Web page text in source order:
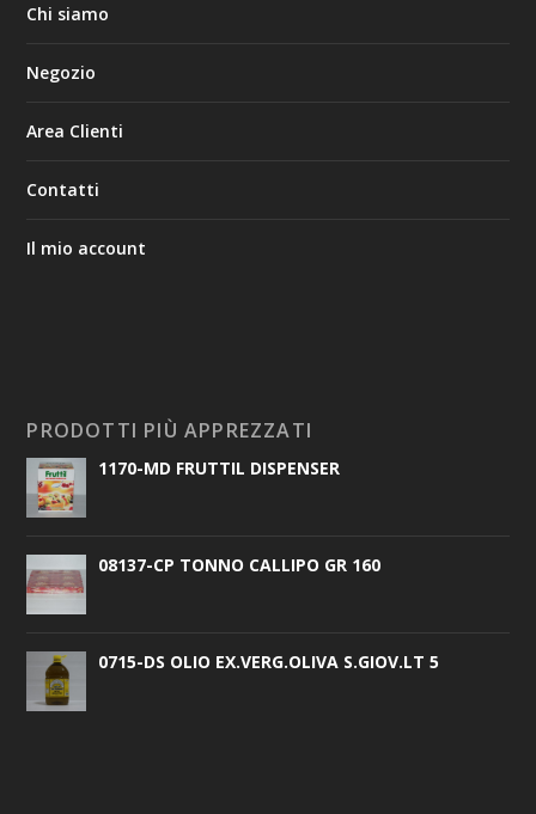
Chi siamo
Negozio
Area Clienti
Contatti
Il mio account
PRODOTTI PIÙ APPREZZATI
1170-MD FRUTTIL DISPENSER
08137-CP TONNO CALLIPO GR 160
0715-DS OLIO EX.VERG.OLIVA S.GIOV.LT 5